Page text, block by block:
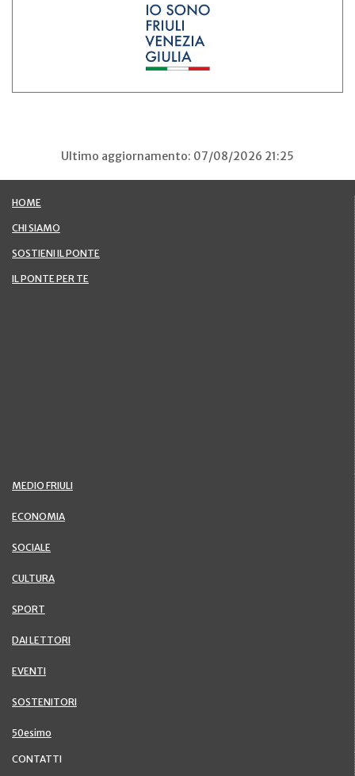
Ultimo aggiornamento: 07/08/2026 21:25
HOME
CHI SIAMO
SOSTIENI IL PONTE
IL PONTE PER TE
MEDIO FRIULI
ECONOMIA
SOCIALE
CULTURA
SPORT
DAI LETTORI
EVENTI
SOSTENITORI
50esimo
CONTATTI